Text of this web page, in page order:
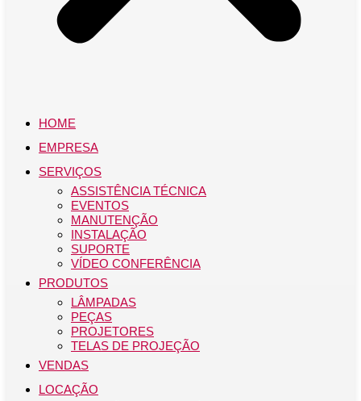
HOME
EMPRESA
SERVIÇOS
ASSISTÊNCIA TÉCNICA
EVENTOS
MANUTENÇÃO
INSTALAÇÃO
SUPORTE
VÍDEO CONFERÊNCIA
PRODUTOS
LÂMPADAS
PEÇAS
PROJETORES
TELAS DE PROJEÇÃO
VENDAS
LOCAÇÃO